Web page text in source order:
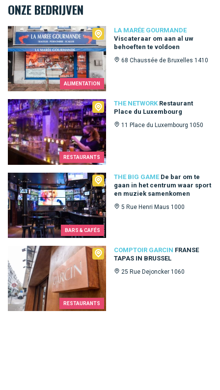
ONZE BEDRIJVEN
ALIMENTATION
LA MARÉE GOURMANDE
Viscateraar om aan al uw
behoeften te voldoen
68 Chaussée de Bruxelles 1410
La Marée Gourmande
RESTAURANTS
THE NETWORK Restaurant
Place du Luxembourg
11 Place du Luxembourg 1050
The Network
BARS & CAFÉS
THE BIG GAME De bar om te
gaan in het centrum waar sport
en muziek samenkomen
5 Rue Henri Maus 1000
The Big Game
RESTAURANTS
COMPTOIR GARCIN FRANSE
TAPAS IN BRUSSEL
25 Rue Dejoncker 1060
Comptoir Garcin